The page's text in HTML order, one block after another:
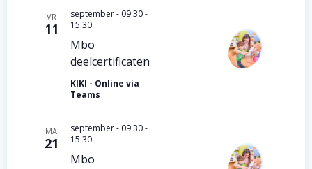
r
g
VR
11
Mbo
deelcertificaten
september - 09:30-
15:30
KIKI - Online via
Teams
MA
21
Mbo
september - 09:30-
15:30